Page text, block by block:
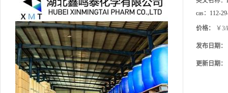
cas： 112-
价格： ￥3/
发布日期：
更新日期：